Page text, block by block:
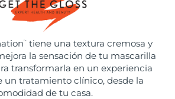
™
tiene una textura cremosa y
la sensación de tu mascarilla
transformarla en un experiencia
un tratamiento clínico, desde la
de tu casa.